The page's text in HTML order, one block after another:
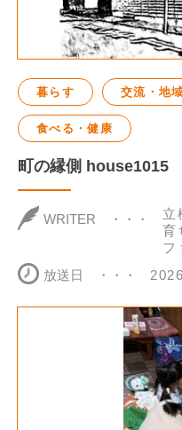
暮らす 交流・地域
食べる・健康
町の縁側 house1015
WRITER
立
育
フ
放送日